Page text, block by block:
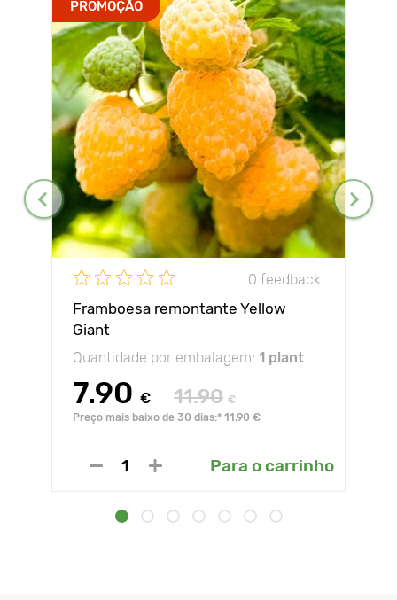
PROMOÇÃO
0 feedback
Framboesa remontante Yellow
Giant
Quantidade por embalagem: 1 plant
7.90 € 11.90 €
Preço mais baixo de 30 dias:* 11.90 €
Para o carrinho